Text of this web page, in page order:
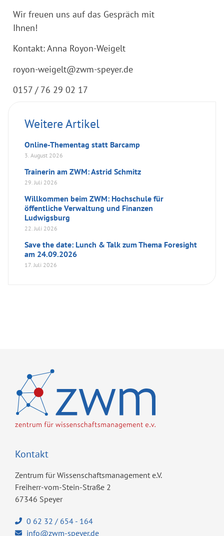
Wir freuen uns auf das Gespräch mit
Ihnen!
Kontakt: Anna Royon-Weigelt
royon-weigelt@zwm-speyer.de
0157 / 76 29 02 17
Weitere Artikel
Online-Thementag statt Barcamp
3. August 2026
Trainerin am ZWM: Astrid Schmitz
29. Juli 2026
Willkommen beim ZWM: Hochschule für
öffentliche Verwaltung und Finanzen
Ludwigsburg
22. Juli 2026
Save the date: Lunch & Talk zum Thema Foresight
am 24.09.2026
17. Juli 2026
Kontakt
Zentrum für Wissenschaftsmanagement e.V.
Freiherr-vom-Stein-Straße 2
67346 Speyer
0 62 32 / 654 - 164
info@zwm-speyer.de